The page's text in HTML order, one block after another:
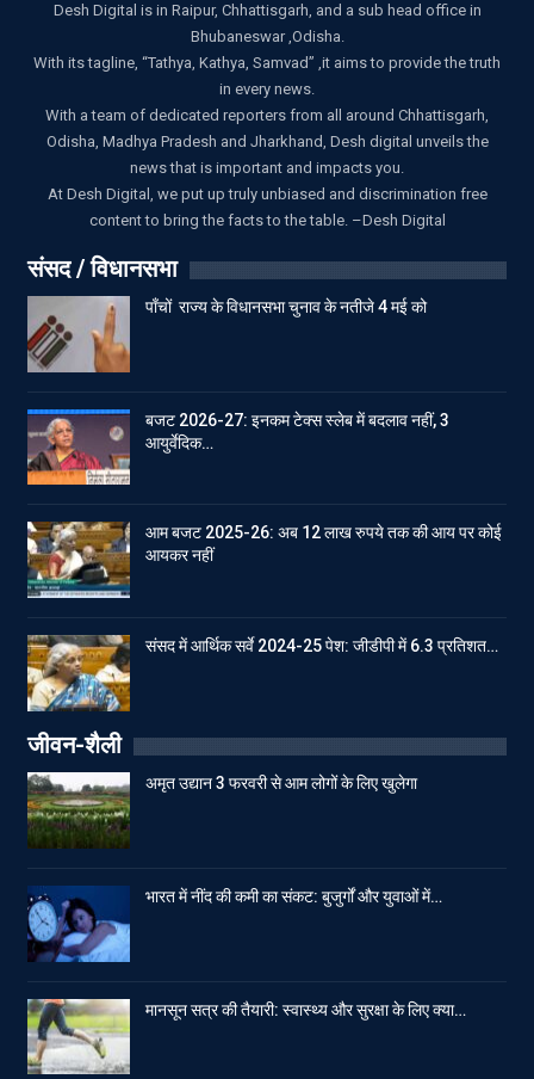
Desh Digital is in Raipur, Chhattisgarh, and a sub head office in
Bhubaneswar ,Odisha.
With its tagline, “Tathya, Kathya, Samvad” ,it aims to provide the truth
in every news.
With a team of dedicated reporters from all around Chhattisgarh,
Odisha, Madhya Pradesh and Jharkhand, Desh digital unveils the
news that is important and impacts you.
At Desh Digital, we put up truly unbiased and discrimination free
content to bring the facts to the table. –Desh Digital
संसद / विधानसभा
पाँचों राज्य के विधानसभा चुनाव के नतीजे 4 मई को
बजट 2026-27: इनकम टेक्स स्लेब में बदलाव नहीं, 3
आयुर्वेदिक…
आम बजट 2025-26: अब 12 लाख रुपये तक की आय पर कोई
आयकर नहीं
संसद में आर्थिक सर्वे 2024-25 पेश: जीडीपी में 6.3 प्रतिशत…
जीवन-शैली
अमृत उद्यान 3 फरवरी से आम लोगों के लिए खुलेगा
भारत में नींद की कमी का संकट: बुजुर्गों और युवाओं में…
मानसून सत्र की तैयारी: स्वास्थ्य और सुरक्षा के लिए क्या…